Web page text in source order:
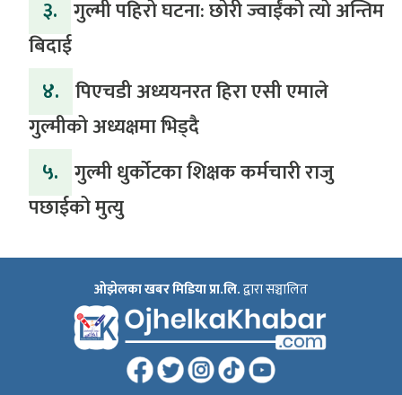
३. गुल्मी पहिरो घटना: छोरी ज्वाईंको त्यो अन्तिम
बिदाई
४. पिएचडी अध्ययनरत हिरा एसी एमाले
गुल्मीको अध्यक्षमा भिड्दै
५. गुल्मी धुर्कोटका शिक्षक कर्मचारी राजु
पछाईको मुत्यु
ओझेलका खबर मिडिया प्रा.लि.द्वारा सञ्चालित